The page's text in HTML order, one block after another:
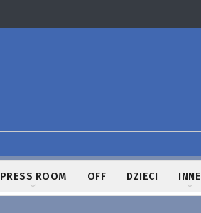
PRESS ROOM OFF DZIECI INNE